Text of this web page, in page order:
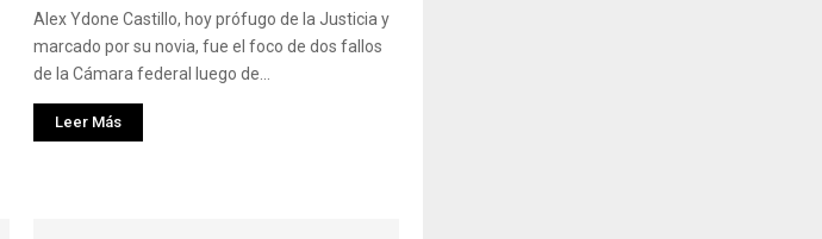
Alex Ydone Castillo, hoy prófugo de la Justicia y
marcado por su novia, fue el foco de dos fallos
de la Cámara federal luego de...
Leer Más